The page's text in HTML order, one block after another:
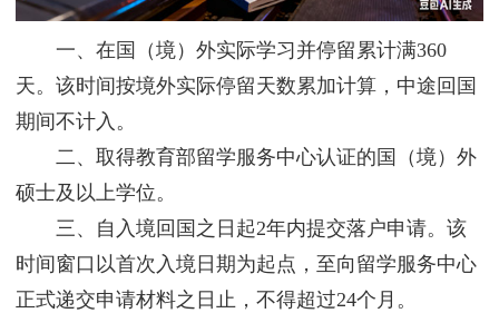
一、在国（境）外实际学习并停留累计满360
天。该时间按境外实际停留天数累加计算，中途回国
期间不计入。
二、取得教育部留学服务中心认证的国（境）外
硕士及以上学位。
三、自入境回国之日起2年内提交落户申请。该
时间窗口以首次入境日期为起点，至向留学服务中心
正式递交申请材料之日止，不得超过24个月。